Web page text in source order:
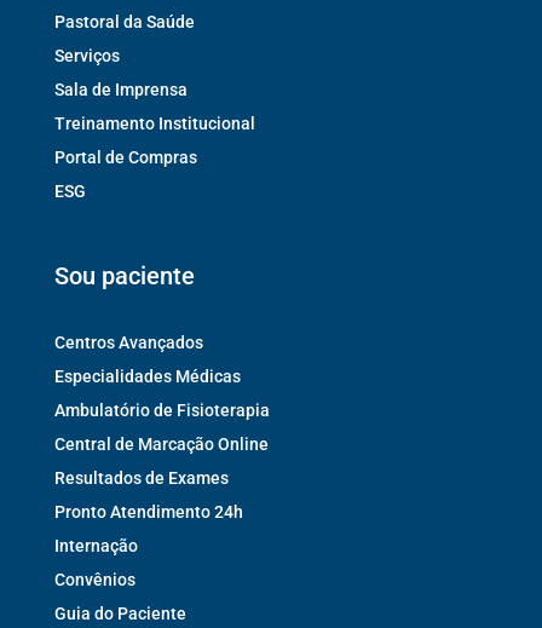
Pastoral da Saúde
Serviços
Sala de Imprensa
Treinamento Institucional
Portal de Compras
ESG
Sou paciente
Centros Avançados
Especialidades Médicas
Ambulatório de Fisioterapia
Central de Marcação Online
Resultados de Exames
Pronto Atendimento 24h
Internação
Convênios
Guia do Paciente